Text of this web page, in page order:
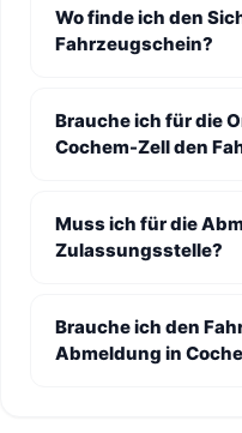
Wo finde ich den
Fahrzeugschein?
Brauche ich für die
Cochem-Zell den
Muss ich für die
Zulassungsstelle?
Brauche ich den
Abmeldung in